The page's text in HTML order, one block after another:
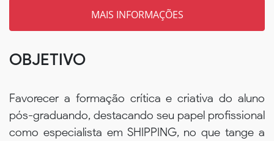
OBJETIVO
Favorecer a formação crítica e criativa do aluno
pós-graduando, destacando seu papel profissional
como especialista em SHIPPING, no que tange a